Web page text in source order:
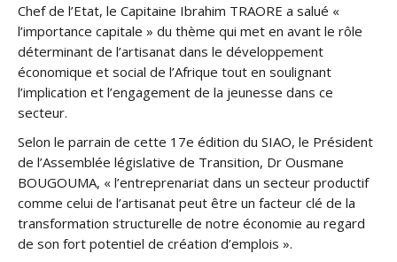
Chef de l’Etat, le Capitaine Ibrahim TRAORE a salué «
l’importance capitale » du thème qui met en avant le rôle
déterminant de l’artisanat dans le développement
économique et social de l’Afrique tout en soulignant
l’implication et l’engagement de la jeunesse dans ce
secteur.
Selon le parrain de cette 17e édition du SIAO, le Président
de l’Assemblée législative de Transition, Dr Ousmane
BOUGOUMA, « l’entreprenariat dans un secteur productif
comme celui de l’artisanat peut être un facteur clé de la
transformation structurelle de notre économie au regard
de son fort potentiel de création d’emplois ».